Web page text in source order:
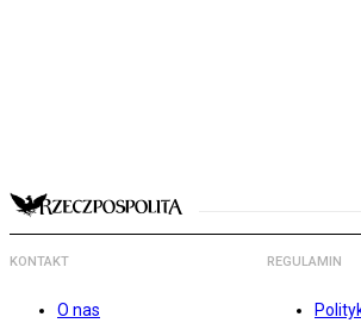
KONTAKT
O nas
REGULAMIN